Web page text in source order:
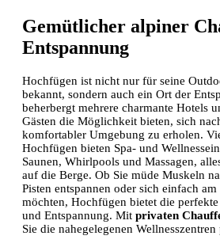
Gemütlicher alpiner
Entspannung
Hochfügen ist nicht nur für seine
bekannt, sondern auch ein Ort der
beherbergt mehrere charmante Hotels
Gästen die Möglichkeit bieten, sich
komfortabler Umgebung zu erholen.
Hochfügen bieten Spa- und
Saunen, Whirlpools und Massagen,
auf die Berge. Ob Sie müde Muskeln
Pisten entspannen oder sich einfach
möchten, Hochfügen bietet die
und Entspannung. Mit privaten
Sie die nahegelegenen